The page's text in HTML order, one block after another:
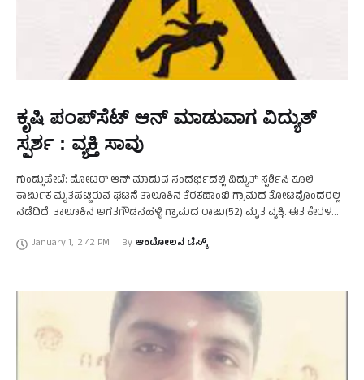
ಕೃಷಿ ಪಂಪ್‌ಸೆಟ್‌ ಆನ್‌ ಮಾಡುವಾಗ ವಿದ್ಯುತ್‌
ಸ್ಪರ್ಶ : ವ್ಯಕ್ತಿ ಸಾವು
ಗುಂಡ್ಲುಪೇಟೆ: ಮೋಟರ್ ಆನ್ ಮಾಡುವ ಸಂದರ್ಭದಲ್ಲಿ ವಿದ್ಯುತ್ ಸ್ಪರ್ಶಿಸಿ ಕೂಲಿ
ಕಾರ್ಮಿಕ ಮೃತಪಟ್ಟಿರುವ ಘಟನೆ ತಾಲೂಕಿನ ತೆರಕಣಾಂಬಿ ಗ್ರಾಮದ ತೋಟವೊಂದರಲ್ಲಿ
ನಡೆದಿದೆ. ತಾಲೂಕಿನ ಅಗತಗೌಡನಹಳ್ಳಿ ಗ್ರಾಮದ ರಾಜು(52) ಮೃತ ವ್ಯಕ್ತಿ. ಈತ ಕೇರಳ
January 1, 2:42 PM By ಆಂದೋಲನ ಡೆಸ್ಕ್